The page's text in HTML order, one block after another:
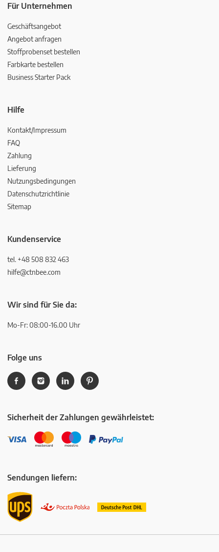
Für Unternehmen
Geschäftsangebot
Angebot anfragen
Stoffprobenset bestellen
Farbkarte bestellen
Business Starter Pack
Hilfe
Kontakt/Impressum
FAQ
Zahlung
Lieferung
Nutzungsbedingungen
Datenschutzrichtlinie
Sitemap
Kundenservice
tel. +48 508 832 463
hilfe@ctnbee.com
Wir sind für Sie da:
Mo-Fr: 08:00-16.00 Uhr
Folge uns
Sicherheit der Zahlungen gewährleistet:
Sendungen liefern: